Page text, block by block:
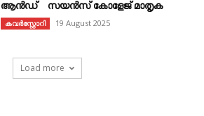
ആൻഡ് സയൻസ് കോളേജ് മാതൃക
കവര്‍സ്റ്റോറി 19 August 2025
Load more